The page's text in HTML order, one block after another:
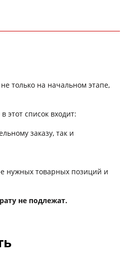
только на начальном этапе,
этот список входит:
заказу, так и
нужных товарных позиций и
не подлежат.